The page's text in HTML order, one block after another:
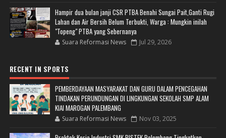
Hampir dua bulan janji CSR PTBA Benahi Sungai Pait,Ganti Rugi
Lahan dan Air Bersih Belum Terbukti, Warga : Mungkin inilah
"Topeng" PTBA yang Sebernanya
Suara Reformasi News Jul 29, 2026
RECENT IN SPORTS
PEMBERDAYAAN MASYARAKAT DAN GURU DALAM PENCEGAHAN
TINDAKAN PERUNDUNGAN DI LINGKUNGAN SEKOLAH SMP ALAM
KIAI MAROGAN PALEMBANG
Suara Reformasi News Nov 03, 2025